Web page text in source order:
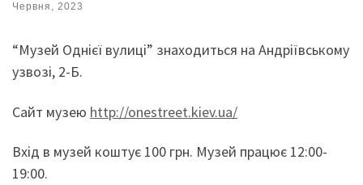
Червня, 2023
“Музей Однієї вулиці” знаходиться на Андріївському
узвозі, 2-Б.
Сайт музею http://onestreet.kiev.ua/
Вхід в музей коштує 100 грн. Музей працює 12:00-
19:00.